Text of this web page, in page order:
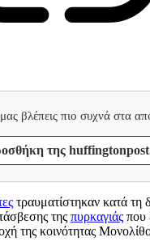
βλέπεις πιο συχνά στα
της
τραυματίστηκαν κατά τη
της πυρκαγιάς που
της κοινότητας